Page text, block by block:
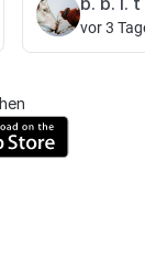
vor 3 Tagen